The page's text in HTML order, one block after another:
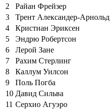
2
Райан Фрейзер
3
Трент Александер-Арнольд
4
Кристиан Эриксен
5
Эндрю Робертсон
6
Лерой Зане
7
Рахим Стерлинг
8
Каллум Уилсон
9
Поль Погба
10 Давид Сильва
11 Серхио Агуэро